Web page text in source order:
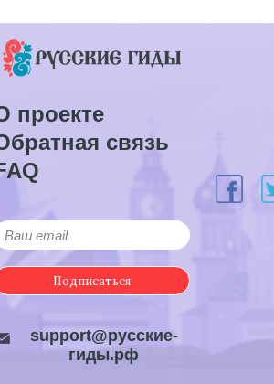
проекте
связь
Подписаться
support@русские-
гиды.рф